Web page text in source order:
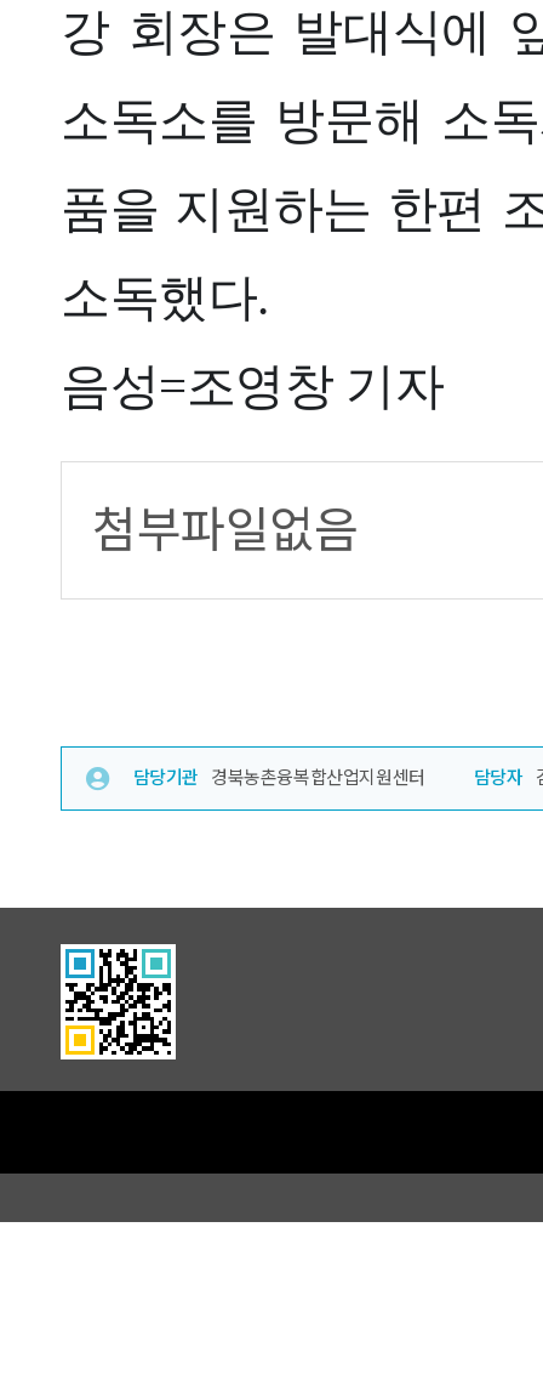
강 회장은 발대식에
소독소를 방문해 소
품을 지원하는 한편
소독했다.
음성=조영창 기자
첨부파일없음
담당기관 경북농촌융복합산업지원센터 담당자